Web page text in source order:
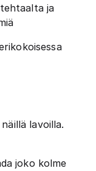
ja
lavoilla.
joko kolme